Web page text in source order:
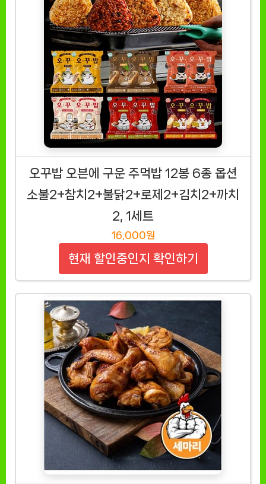
오꾸밥 오븐에 구운 주먹밥 12봉 6종 옵션
소불2+참치2+불닭2+로제2+김치2+까치
2, 1세트
16,000원
현재 할인중인지 확인하기